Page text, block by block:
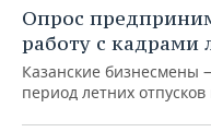
Опрос
работу с кадрами
Казанские бизнесмены
период летних